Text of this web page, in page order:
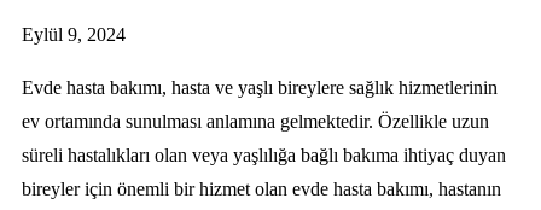
Eylül 9, 2024
Evde hasta bakımı, hasta ve yaşlı bireylere sağlık hizmetlerinin
ev ortamında sunulması anlamına gelmektedir. Özellikle uzun
süreli hastalıkları olan veya yaşlılığa bağlı bakıma ihtiyaç duyan
bireyler için önemli bir hizmet olan evde hasta bakımı, hastanın